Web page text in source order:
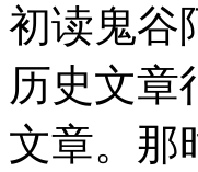
初读鬼谷
历史文章
文章。那